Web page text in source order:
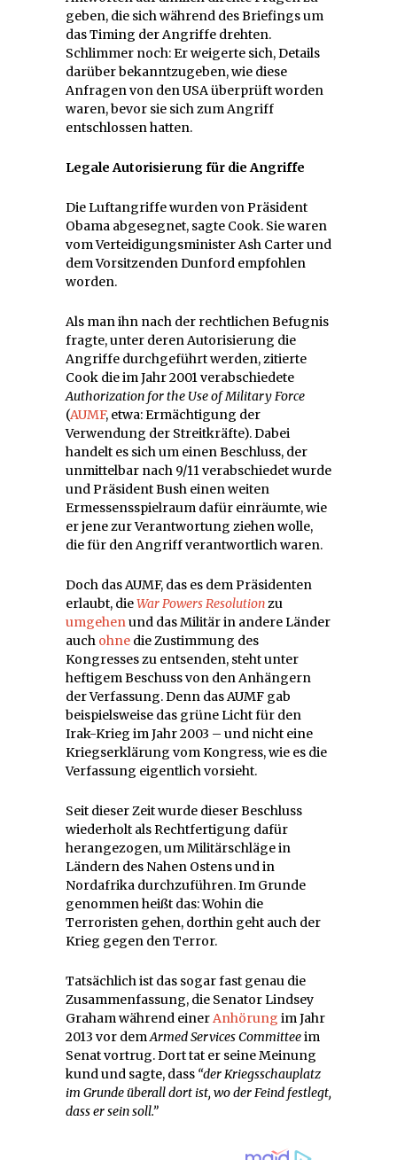
geben, die sich während des Briefings um
das Timing der Angriffe drehten.
Schlimmer noch: Er weigerte sich, Details
darüber bekanntzugeben, wie diese
Anfragen von den USA überprüft worden
waren, bevor sie sich zum Angriff
entschlossen hatten.
Legale Autorisierung für die Angriffe
Die Luftangriffe wurden von Präsident
Obama abgesegnet, sagte Cook. Sie waren
vom Verteidigungsminister Ash Carter und
dem Vorsitzenden Dunford empfohlen
worden.
Als man ihn nach der rechtlichen Befugnis
fragte, unter deren Autorisierung die
Angriffe durchgeführt werden, zitierte
Cook die im Jahr 2001 verabschiedete
Authorization for the Use of Military Force
(AUMF, etwa: Ermächtigung der
Verwendung der Streitkräfte). Dabei
handelt es sich um einen Beschluss, der
unmittelbar nach 9/11 verabschiedet wurde
und Präsident Bush einen weiten
Ermessensspielraum dafür einräumte, wie
er jene zur Verantwortung ziehen wolle,
die für den Angriff verantwortlich waren.
Doch das AUMF, das es dem Präsidenten
erlaubt, dieWar Powers Resolutionzu
umgehenund das Militär in andere Länder
auch ohne die Zustimmung des
Kongresses zu entsenden, steht unter
heftigem Beschuss von den Anhängern
der Verfassung. Denn das AUMF gab
beispielsweise das grüne Licht für den
Irak-Krieg im Jahr 2003 – und nicht eine
Kriegserklärung vom Kongress, wie es die
Verfassung eigentlich vorsieht.
Seit dieser Zeit wurde dieser Beschluss
wiederholt als Rechtfertigung dafür
herangezogen, um Militärschläge in
Ländern des Nahen Ostens und in
Nordafrika durchzuführen. Im Grunde
genommen heißt das: Wohin die
Terroristen gehen, dorthin geht auch der
Krieg gegen den Terror.
Tatsächlich ist das sogar fast genau die
Zusammenfassung, die Senator Lindsey
Graham während einerAnhörung im Jahr
2013 vor demArmed Services Committeeim
Senat vortrug. Dort tat er seine Meinung
kund und sagte, dass “der Kriegsschauplatz
im Grunde überall dort ist, wo der Feind festlegt,
dass er sein soll.”